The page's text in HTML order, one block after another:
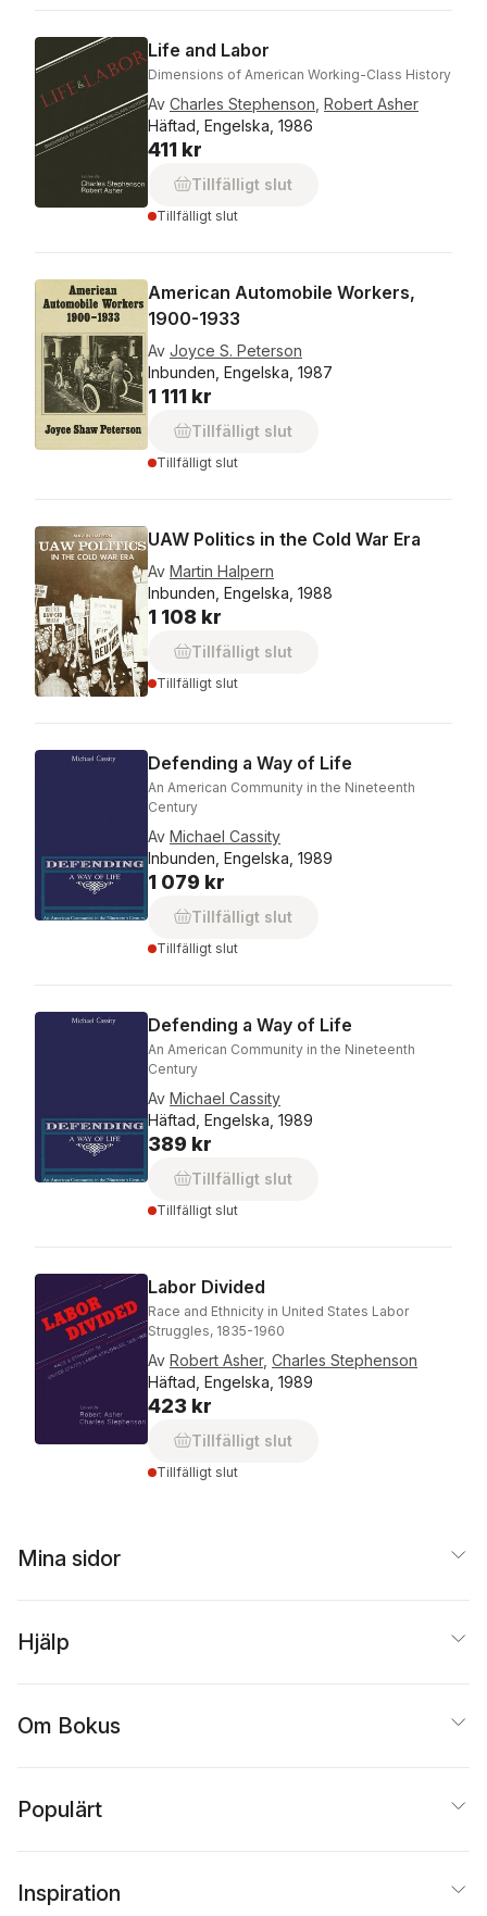
Life and Labor
Dimensions of American Working-Class History
Av Charles Stephenson Robert Asher
Häftad, Engelska, 1986
411 kr
Tillfälligt slut
Tillfälligt slut
American Automobile Workers,
1900-1933
Av Joyce S. Peterson
Inbunden, Engelska, 1987
1 111 kr
Tillfälligt slut
Tillfälligt slut
UAW Politics in the Cold War Era
Av Martin Halpern
Inbunden, Engelska, 1988
1 108 kr
Tillfälligt slut
Tillfälligt slut
Defending a Way of Life
An American Community in the Nineteenth
Century
Av Michael Cassity
Inbunden, Engelska, 1989
1 079 kr
Tillfälligt slut
Tillfälligt slut
Defending a Way of Life
An American Community in the Nineteenth
Century
Av Michael Cassity
Häftad, Engelska, 1989
389 kr
Tillfälligt slut
Tillfälligt slut
Labor Divided
Race and Ethnicity in United States Labor
Struggles, 1835-1960
Av Robert Asher, Charles Stephenson
Häftad, Engelska, 1989
423 kr
Tillfälligt slut
Tillfälligt slut
Mina sidor
Hjälp
Om Bokus
Populärt
Inspiration